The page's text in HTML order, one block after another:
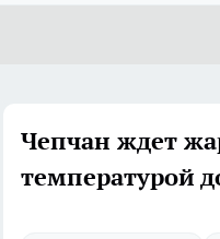
Чепчан ждет
температурой